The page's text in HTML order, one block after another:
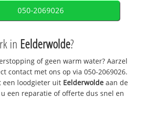
050-2069026
in Eelderwolde?
of geen warm water? Aarzel
contact met ons op via 050-2069026.
een loodgieter uit Eelderwolde aan de
een reparatie of offerte dus snel en